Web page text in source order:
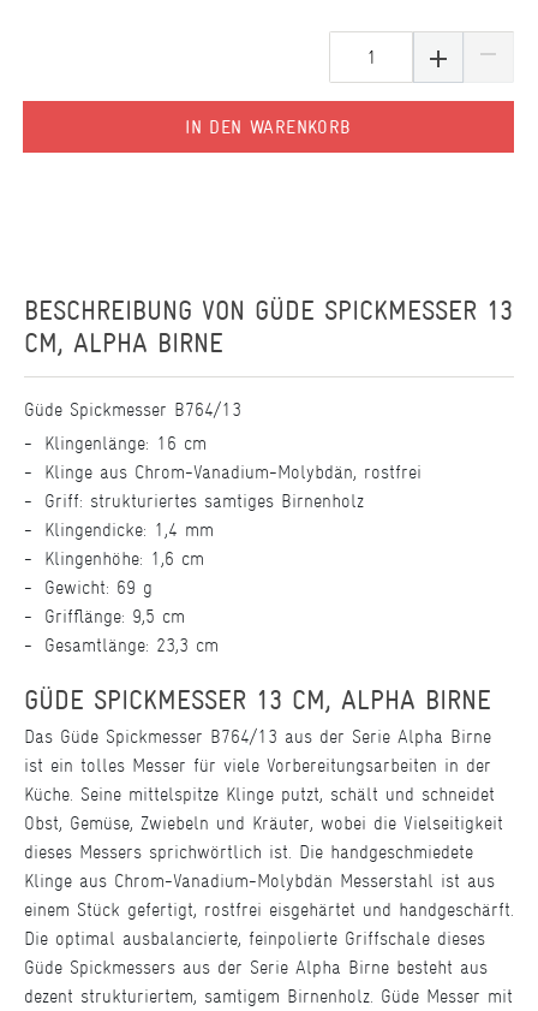
IN DEN WARENKORB
BESCHREIBUNG VON GÜDE SPICKMESSER 13
CM, ALPHA BIRNE
Güde Spickmesser B764/13
Klingenlänge: 16 cm
Klinge aus Chrom-Vanadium-Molybdän, rostfrei
Griff: strukturiertes samtiges Birnenholz
Klingendicke: 1,4 mm
Klingenhöhe: 1,6 cm
Gewicht: 69 g
Grifflänge: 9,5 cm
Gesamtlänge: 23,3 cm
GÜDE SPICKMESSER 13 CM, ALPHA BIRNE
Das Güde Spickmesser B764/13 aus der Serie Alpha Birne
ist ein tolles Messer für viele Vorbereitungsarbeiten in der
Küche. Seine mittelspitze Klinge putzt, schält und schneidet
Obst, Gemüse, Zwiebeln und Kräuter, wobei die Vielseitigkeit
dieses Messers sprichwörtlich ist. Die handgeschmiedete
Klinge aus Chrom-Vanadium-Molybdän Messerstahl ist aus
einem Stück gefertigt, rostfrei eisgehärtet und handgeschärft.
Die optimal ausbalancierte, feinpolierte Griffschale dieses
Güde Spickmessers aus der Serie Alpha Birne besteht aus
dezent strukturiertem, samtigem Birnenholz. Güde Messer mit